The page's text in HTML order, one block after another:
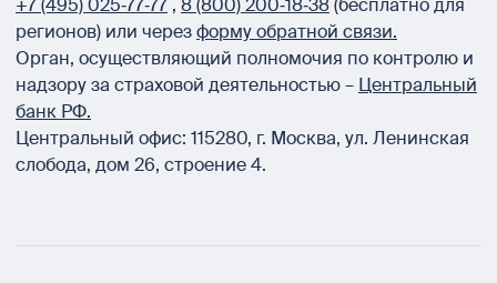
+7 (495) 025‑77‑77 , 8 (800) 200‑18‑38(бесплатно для
регионов) или черезформу обратной связи.
Орган, осуществляющий полномочия по контролю и
надзору за страховой деятельностью – Центральный
банк РФ.
Центральный офис: 115280, г. Москва, ул. Ленинская
слобода, дом 26, строение 4.